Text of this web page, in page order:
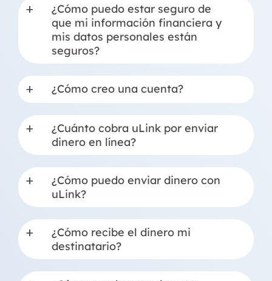
a
¿Cómo puedo estar seguro de
que mi información financiera y
mis datos personales están
seguros?
a ¿Cómo creo una cuenta?
a
¿Cuánto cobra uLink por enviar
dinero en línea?
a
¿Cómo puedo enviar dinero con
uLink?
a
¿Cómo recibe el dinero mi
destinatario?